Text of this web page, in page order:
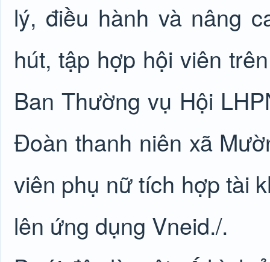
lý, điều hành và nâng
hút, tập hợp hội viên
Ban Thường vụ Hội
Đoàn thanh niên xã
viên phụ nữ tích hợp tài
lên ứng dụng Vneid./.